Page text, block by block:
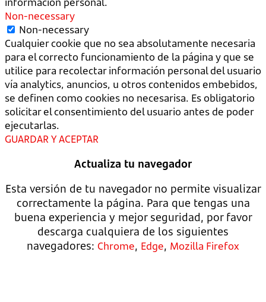
Non-necessary
Non-necessary
Cualquier cookie que no sea absolutamente necesaria
para el correcto funcionamiento de la página y que se
utilice para recolectar información personal del usuario
vía analytics, anuncios, u otros contenidos embebidos,
se definen como cookies no necesarisa. Es obligatorio
solicitar el consentimiento del usuario antes de poder
ejecutarlas.
GUARDAR Y ACEPTAR
Actualiza tu navegador
Esta versión de tu navegador no permite visualizar
correctamente la página. Para que tengas una
buena experiencia y mejor seguridad, por favor
descarga cualquiera de los siguientes
navegadores: Chrome, Edge, Mozilla Firefox